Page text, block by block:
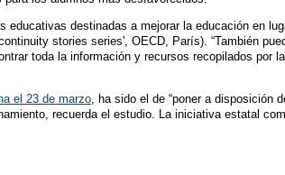
educativas destinadas a mejorar la educación en
stories series', OECD, París). “También
toda la información y recursos recopilados
el 23 de marzo , ha sido el de “poner a
recuerda el estudio. La iniciativa estatal